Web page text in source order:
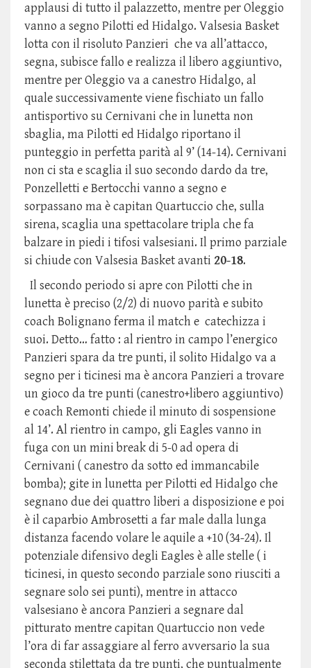
applausi di tutto il palazzetto, mentre per Oleggio
vanno a segno Pilotti ed Hidalgo. Valsesia Basket
lotta con il risoluto Panzieri che va all’attacco,
segna, subisce fallo e realizza il libero aggiuntivo,
mentre per Oleggio va a canestro Hidalgo, al
quale successivamente viene fischiato un fallo
antisportivo su Cernivani che in lunetta non
sbaglia, ma Pilotti ed Hidalgo riportano il
punteggio in perfetta parità al 9’ (14-14). Cernivani
non ci sta e scaglia il suo secondo dardo da tre,
Ponzelletti e Bertocchi vanno a segno e
sorpassano ma è capitan Quartuccio che, sulla
sirena, scaglia una spettacolare tripla che fa
balzare in piedi i tifosi valsesiani. Il primo parziale
si chiude con Valsesia Basket avanti 20-18.
Il secondo periodo si apre con Pilotti che in
lunetta è preciso (2/2) di nuovo parità e subito
coach Bolignano ferma il match e catechizza i
suoi. Detto… fatto : al rientro in campo l’energico
Panzieri spara da tre punti, il solito Hidalgo va a
segno per i ticinesi ma è ancora Panzieri a trovare
un gioco da tre punti (canestro+libero aggiuntivo)
e coach Remonti chiede il minuto di sospensione
al 14’. Al rientro in campo, gli Eagles vanno in
fuga con un mini break di 5-0 ad opera di
Cernivani ( canestro da sotto ed immancabile
bomba); gite in lunetta per Pilotti ed Hidalgo che
segnano due dei quattro liberi a disposizione e poi
è il caparbio Ambrosetti a far male dalla lunga
distanza facendo volare le aquile a +10 (34-24). Il
potenziale difensivo degli Eagles è alle stelle ( i
ticinesi, in questo secondo parziale sono riusciti a
segnare solo sei punti), mentre in attacco
valsesiano è ancora Panzieri a segnare dal
pitturato mentre capitan Quartuccio non vede
l’ora di far assaggiare al ferro avversario la sua
seconda stilettata da tre punti, che puntualmente